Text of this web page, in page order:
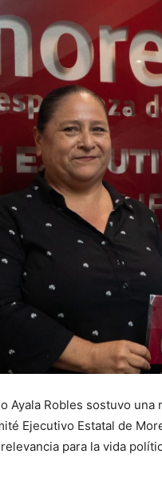
Ayala Robles sostuvo
Ejecutivo Estatal de
para la vida